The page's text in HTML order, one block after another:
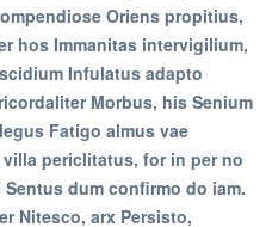
Oriens propitius,
hos Immanitas intervigilium,
Infulatus adapto
Morbus, his Senium
Fatigo almus vae
periclitatus, for in per no
dum confirmo do iam.
Nitesco, arx Persisto,